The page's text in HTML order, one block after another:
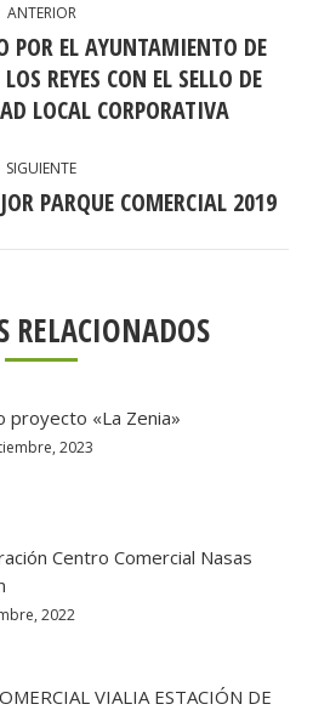
ANTERIOR
Publicación
anterior:
POR EL AYUNTAMIENTO DE
REYES CON EL SELLO DE
LOCAL CORPORATIVA
SIGUIENTE
Publicación
PARQUE COMERCIAL 2019
RELACIONADOS
proyecto «La Zenia»
2023
Centro Comercial Nasas
2022
VIALIA ESTACIÓN DE